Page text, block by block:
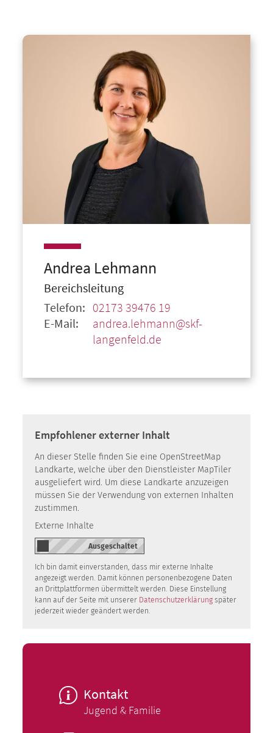
Andrea Lehmann
Bereichsleitung
Telefon: 02173 39476 19
E-Mail:
andrea.lehmann@skf-
langenfeld.de
Empfohlener externer Inhalt
An dieser Stelle finden Sie eine OpenStreetMap
Landkarte, welche über den Dienstleister MapTiler
ausgeliefert wird. Um diese Landkarte anzuzeigen
müssen Sie der Verwendung von externen Inhalten
zustimmen.
Externe Inhalte
Ich bin damit einverstanden, dass mir externe Inhalte
angezeigt werden. Damit können personenbezogene Daten
an Drittplattformen übermittelt werden. Diese Einstellung
kann auf der Seite mit unserer Datenschutzerklärung später
jederzeit wieder geändert werden.
Kontakt
Jugend & Familie